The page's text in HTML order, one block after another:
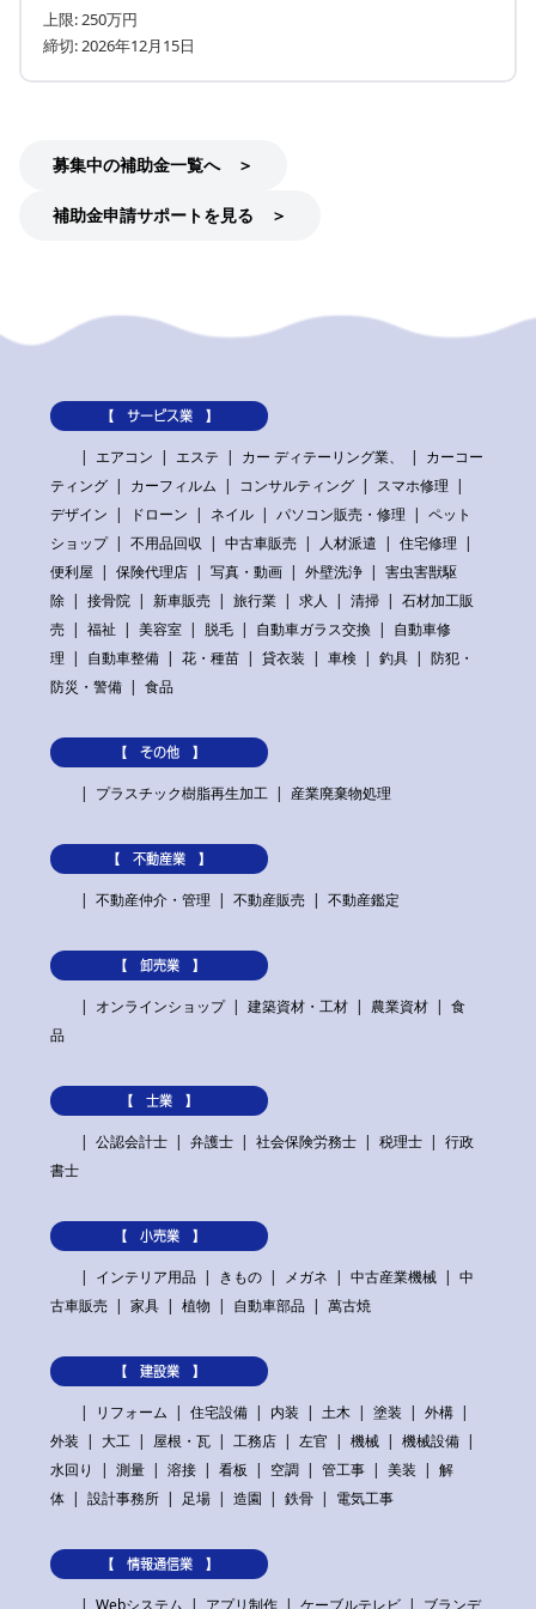
上限: 250万円
締切: 2026年12月15日
募集中の補助金一覧へ ＞
補助金申請サポートを見る ＞
【 サービス業 】
エアコン
エステ カー ディテーリング業、
カーコー
ティング
カーフィルム コンサルティング
スマホ修理
デザイン
ドローン ネイル パソコン販売・修理
ペット
ショップ
不用品回収 中古車販売 人材派遣
住宅修理
便利屋
保険代理店 写真・動画 外壁洗浄
害虫害獣駆
除
接骨院 新車販売 旅行業 求人 清掃
石材加工販
売
福祉 美容室 脱毛 自動車ガラス交換
自動車修
理
自動車整備 花・種苗 貸衣装 車検 釣具
防犯・
防災・警備
食品
【 その他 】
プラスチック樹脂再生加工
産業廃棄物処理
【 不動産業 】
不動産仲介・管理
不動産販売 不動産鑑定
【 卸売業 】
オンラインショップ
建築資材・工材 農業資材
食
品
【 士業 】
公認会計士
弁護士 社会保険労務士 税理士
行政
書士
【 小売業 】
インテリア用品
きもの メガネ 中古産業機械
中
古車販売
家具 植物 自動車部品 萬古焼
【 建設業 】
リフォーム
住宅設備 内装 土木 塗装
外構
外装
大工 屋根・瓦 工務店 左官 機械
機械設備
水回り
測量 溶接 看板 空調 管工事 美装
解
体
設計事務所 足場 造園 鉄骨 電気工事
【 情報通信業 】